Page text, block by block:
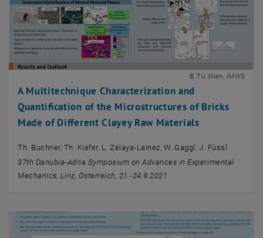
A Multitechnique Characterization and
Quantification of the Microstructures of Bricks
Made of Different Clayey Raw Materials
© TU Wien, IMWS
Th. Buchner, Th. Kiefer, L. Zelaya-Lainez, W. Gaggl, J. Füssl
37th Danubia-Adria Symposium on Advances in Experimental
Mechanics, Linz, Österreich, 21.-24.9.2021